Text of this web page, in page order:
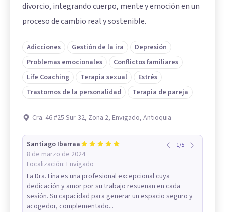
divorcio, integrando cuerpo, mente y emoción en un
proceso de cambio real y sostenible.
Adicciones Gestión de la ira
Depresión
Problemas emocionales
Conflictos familiares
Life Coaching
Terapia sexual
Estrés
Trastornos de la personalidad
Terapia de pareja
Cra. 46 #25 Sur-32, Zona 2, Envigado, Antioquia
Santiago Ibarraa
8 de marzo de 2024
Localización: Envigado
1/5
La Dra. Lina es una profesional excepcional cuya
dedicación y amor por su trabajo resuenan en cada
sesión. Su capacidad para generar un espacio seguro y
acogedor, complementado...